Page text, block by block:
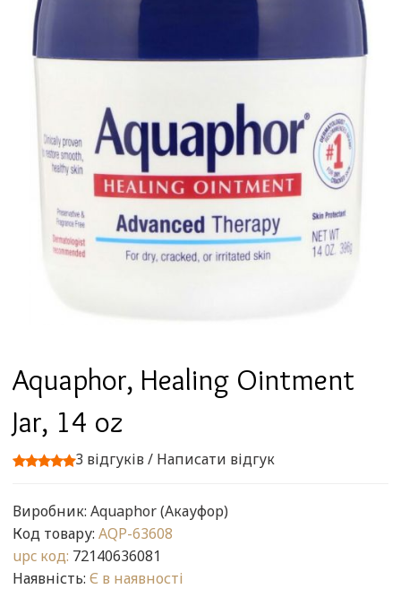
Aquaphor, Healing Ointment
Jar, 14 oz
3 відгуків/ Написати відгук
Виробник: Aquaphor (Акауфор)
Код товару: AQP-63608
upc код: 72140636081
Наявність: Є в наявності